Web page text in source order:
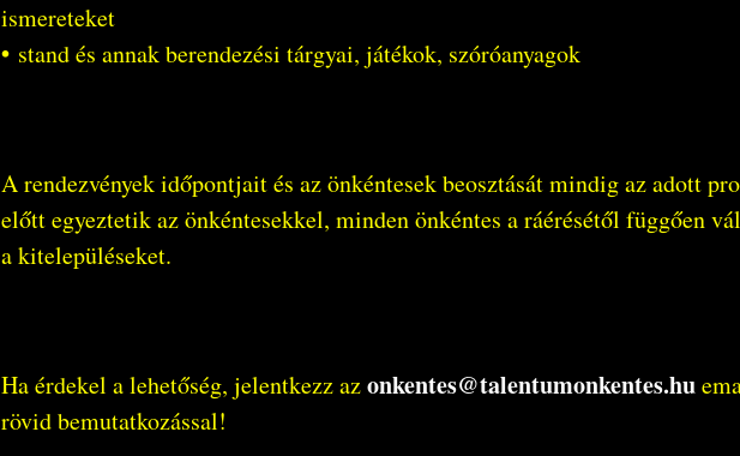
ismereteket
• stand és annak berendezési tárgyai, játékok, szóróanyagok
A rendezvények időpontjait és az önkéntesek beosztását mindig az adott
előtt egyeztetik az önkéntesekkel, minden önkéntes a ráérésétől függően
a kitelepüléseket.
Ha érdekel a lehetőség, jelentkezz azonkentes@talentumonkentes.hu
rövid bemutatkozással!